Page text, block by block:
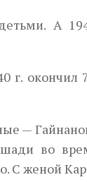
А
г.
—
во
С женой